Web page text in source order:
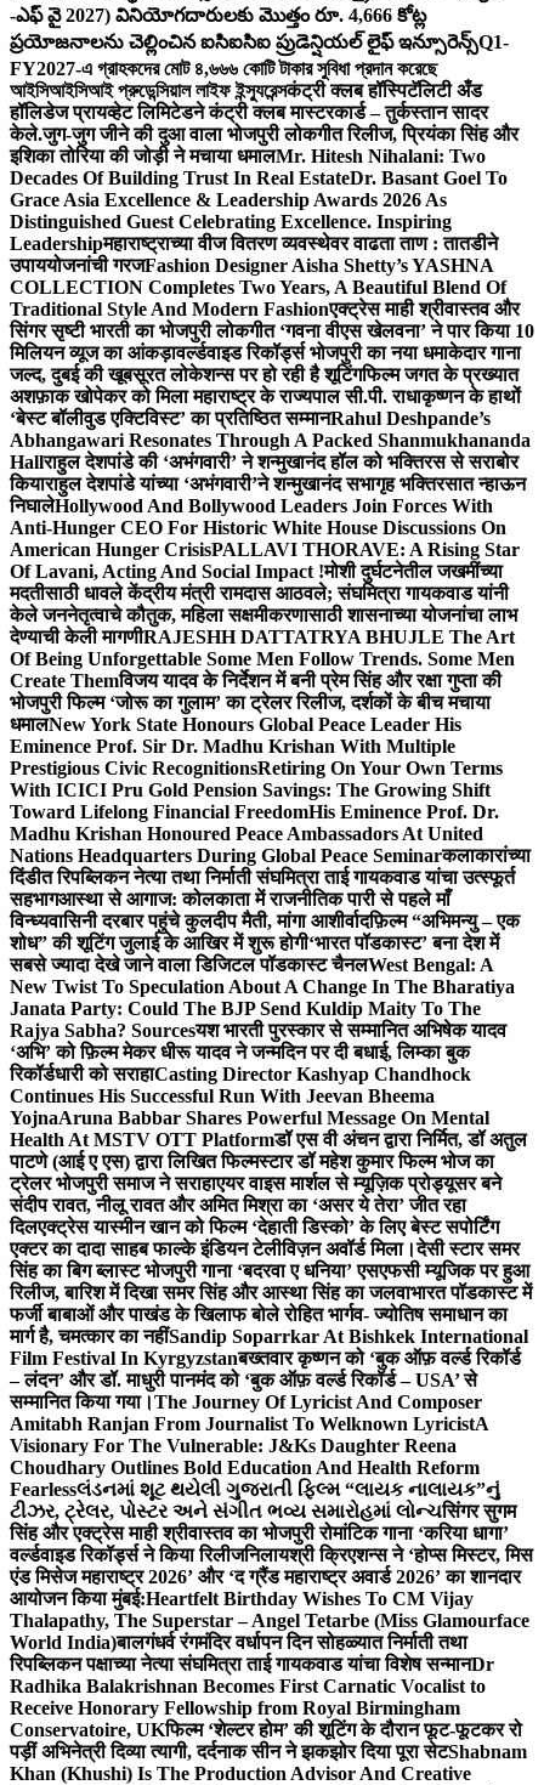
-ఎఫ్ వై 2027) వినియోగదారులకు మొత్తం రూ. 4,666 కోట్ల
ప్రయోజనాలను చెల్లించిన ఐసిఐసిఐ ప్రుడెన్షియల్ లైఫ్ ఇన్సూరెన్స్Q1-
FY2027-এ গ্রাহকদের মোট ৪,৬৬৬ কোটি টাকার সুবিধা প্রদান করেছে
আইসিআইসিআই প্রুডেন্সিয়াল লাইফ ইন্স্যুরেন্সकंट्री क्लब हॉस्पिटॅलिटी अँड
हॉलिडेज प्रायव्हेट लिमिटेडने कंट्री क्लब मास्टरकार्ड – तुर्कस्तान सादर
केले.जुग-जुग जीने की दुआ वाला भोजपुरी लोकगीत रिलीज, प्रियंका सिंह और
इशिका तोरिया की जोड़ी ने मचाया धमालMr. Hitesh Nihalani: Two
Decades Of Building Trust In Real EstateDr. Basant Goel To
Grace Asia Excellence & Leadership Awards 2026 As
Distinguished Guest Celebrating Excellence. Inspiring
Leadershipमहाराष्ट्राच्या वीज वितरण व्यवस्थेवर वाढता ताण : तातडीने
उपाययोजनांची गरजFashion Designer Aisha Shetty’s YASHNA
COLLECTION Completes Two Years, A Beautiful Blend Of
Traditional Style And Modern Fashionएक्ट्रेस माही श्रीवास्तव और
सिंगर सृष्टी भारती का भोजपुरी लोकगीत ‘गवना वीएस खेलवना’ ने पार किया 10
मिलियन व्यूज का आंकड़ावर्ल्डवाइड रिकॉर्ड्स भोजपुरी का नया धमाकेदार गाना
जल्द, दुबई की खूबसूरत लोकेशन्स पर हो रही है शूटिंगफिल्म जगत के प्रख्यात
अशफ़ाक खोपेकर को मिला महाराष्ट्र के राज्यपाल सी.पी. राधाकृष्णन के हाथों
‘बेस्ट बॉलीवुड एक्टिविस्ट’ का प्रतिष्ठित सम्मानRahul Deshpande’s
Abhangawari Resonates Through A Packed Shanmukhananda
Hallराहुल देशपांडे की ‘अभंगवारी’ ने शन्मुखानंद हॉल को भक्तिरस से सराबोर
कियाराहुल देशपांडे यांच्या ‘अभंगवारी’ने शन्मुखानंद सभागृह भक्तिरसात न्हाऊन
निघालेHollywood And Bollywood Leaders Join Forces With
Anti-Hunger CEO For Historic White House Discussions On
American Hunger CrisisPALLAVI THORAVE: A Rising Star
Of Lavani, Acting And Social Impact !मोशी दुर्घटनेतील जखमींच्या
मदतीसाठी धावले केंद्रीय मंत्री रामदास आठवले; संघमित्रा गायकवाड यांनी
केले जननेतृत्वाचे कौतुक, महिला सक्षमीकरणासाठी शासनाच्या योजनांचा लाभ
देण्याची केली मागणीRAJESHH DATTATRYA BHUJLE The Art
Of Being Unforgettable Some Men Follow Trends. Some Men
Create Themविजय यादव के निर्देशन में बनी प्रेम सिंह और रक्षा गुप्ता की
भोजपुरी फिल्म ‘जोरू का गुलाम’ का ट्रेलर रिलीज, दर्शकों के बीच मचाया
धमालNew York State Honours Global Peace Leader His
Eminence Prof. Sir Dr. Madhu Krishan With Multiple
Prestigious Civic RecognitionsRetiring On Your Own Terms
With ICICI Pru Gold Pension Savings: The Growing Shift
Toward Lifelong Financial FreedomHis Eminence Prof. Dr.
Madhu Krishan Honoured Peace Ambassadors At United
Nations Headquarters During Global Peace Seminarकलाकारांच्या
दिंडीत रिपब्लिकन नेत्या तथा निर्माती संघमित्रा ताई गायकवाड यांचा उत्स्फूर्त
सहभागआस्था से आगाज: कोलकाता में राजनीतिक पारी से पहले माँ
विन्ध्यवासिनी दरबार पहुंचे कुलदीप मैती, मांगा आशीर्वादफ़िल्म “अभिमन्यु – एक
शोध” की शूटिंग जुलाई के आखिर में शुरू होगी‘भारत पॉडकास्ट’ बना देश में
सबसे ज्यादा देखे जाने वाला डिजिटल पॉडकास्ट चैनलWest Bengal: A
New Twist To Speculation About A Change In The Bharatiya
Janata Party: Could The BJP Send Kuldip Maity To The
Rajya Sabha? Sourcesयश भारती पुरस्कार से सम्मानित अभिषेक यादव
‘अभि’ को फ़िल्म मेकर धीरू यादव ने जन्मदिन पर दी बधाई, लिम्का बुक
रिकॉर्डधारी को सराहाCasting Director Kashyap Chandhock
Continues His Successful Run With Jeevan Bheema
YojnaAruna Babbar Shares Powerful Message On Mental
Health At MSTV OTT Platformडॉ एस वी अंचन द्वारा निर्मित, डॉ अतुल
पाटणे (आई ए एस) द्वारा लिखित फिल्मस्टार डॉ महेश कुमार फिल्म भोज का
ट्रेलर भोजपुरी समाज ने सराहाएयर वाइस मार्शल से म्यूज़िक प्रोड्यूसर बने
संदीप रावत, नीलू रावत और अमित मिश्रा का ‘असर ये तेरा’ जीत रहा
दिलएक्ट्रेस यास्मीन खान को फिल्म ‘देहाती डिस्को’ के लिए बेस्ट सपोर्टिंग
एक्टर का दादा साहब फाल्के इंडियन टेलीविज़न अवॉर्ड मिला।देसी स्टार समर
सिंह का बिग ब्लास्ट भोजपुरी गाना ‘बदरवा ए धनिया’ एसएफसी म्यूजिक पर हुआ
रिलीज, बारिश में दिखा समर सिंह और आस्था सिंह का जलवाभारत पॉडकास्ट में
फर्जी बाबाओं और पाखंड के खिलाफ बोले रोहित भार्गव- ज्योतिष समाधान का
मार्ग है, चमत्कार का नहींSandip Soparrkar At Bishkek International
Film Festival In Kyrgyzstanबख्तवार कृष्णन को ‘बुक ऑफ़ वर्ल्ड रिकॉर्ड
– लंदन’ और डॉ. माधुरी पानमंद को ‘बुक ऑफ़ वर्ल्ड रिकॉर्ड – USA’ से
सम्मानित किया गया।The Journey Of Lyricist And Composer
Amitabh Ranjan From Journalist To Welknown LyricistA
Visionary For The Vulnerable: J&Ks Daughter Reena
Choudhary Outlines Bold Education And Health Reform
Fearlessલંડનમાં શૂટ થયેલી ગુજરાતી ફિલ્મ “લાયક નાલાયક”નું
ટીઝર, ટ્રેલર, પોસ્ટર અને સંગીત ભવ્ય સમારોહમાં લોન્ચसिंगर सुगम
सिंह और एक्ट्रेस माही श्रीवास्तव का भोजपुरी रोमांटिक गाना ‘करिया धागा’
वर्ल्डवाइड रिकॉर्ड्स ने किया रिलीजनिलायश्री क्रिएशन्स ने ‘होप्स मिस्टर, मिस
एंड मिसेज महाराष्ट्र 2026’ और ‘द ग्रैंड महाराष्ट्र अवार्ड 2026’ का शानदार
आयोजन किया मुंबई:Heartfelt Birthday Wishes To CM Vijay
Thalapathy, The Superstar – Angel Tetarbe (Miss Glamourface
World India)बालगंधर्व रंगमंदिर वर्धापन दिन सोहळ्यात निर्माती तथा
रिपब्लिकन पक्षाच्या नेत्या संघमित्रा ताई गायकवाड यांचा विशेष सन्मानDr
Radhika Balakrishnan Becomes First Carnatic Vocalist to
Receive Honorary Fellowship from Royal Birmingham
Conservatoire, UKफिल्म ‘शेल्टर होम’ की शूटिंग के दौरान फूट-फूटकर रो
पड़ीं अभिनेत्री दिव्या त्यागी, दर्दनाक सीन ने झकझोर दिया पूरा सेटShabnam
Khan (Khushi) Is The Production Advisor And Creative